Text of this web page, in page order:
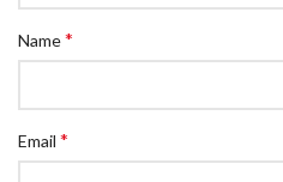
Name*
Email *